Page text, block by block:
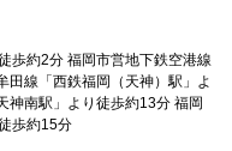
歩約2分 福岡市営地下鉄空港線
田線「西鉄福岡（天神）駅」よ
神南駅」より徒歩約13分 福岡
歩約15分